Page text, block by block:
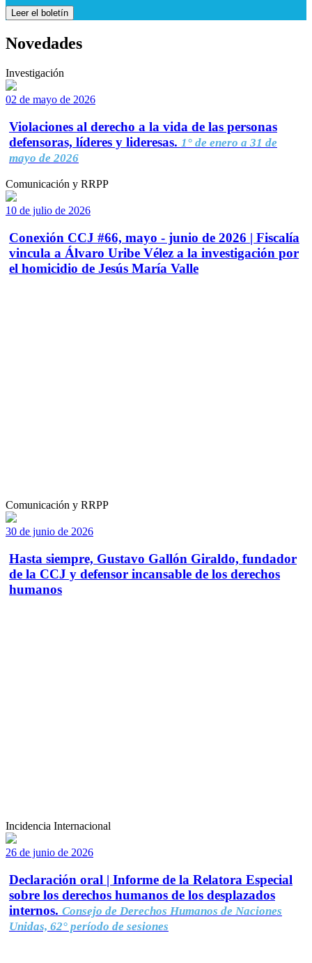
Leer el boletín
Novedades
Investigación
02 de mayo de 2026
Violaciones al derecho a la vida de las personas
defensoras, líderes y lideresas. 1° de enero a 31 de
mayo de 2026
Comunicación y RRPP
10 de julio de 2026
Conexión CCJ #66, mayo - junio de 2026 | Fiscalía
vincula a Álvaro Uribe Vélez a la investigación por
el homicidio de Jesús María Valle
Comunicación y RRPP
30 de junio de 2026
Hasta siempre, Gustavo Gallón Giraldo, fundador
de la CCJ y defensor incansable de los derechos
humanos
Incidencia Internacional
26 de junio de 2026
Declaración oral | Informe de la Relatora Especial
sobre los derechos humanos de los desplazados
internos. Consejo de Derechos Humanos de Naciones
Unidas, 62° período de sesiones